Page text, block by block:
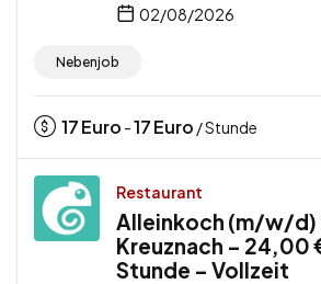
02/08/2026
Nebenjob
17Euro -17Euro / Stunde
Restaurant
Alleinkoch (m/w/d)
Kreuznach – 24,00
Stunde – Vollzeit